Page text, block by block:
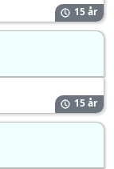
15 år
15 år